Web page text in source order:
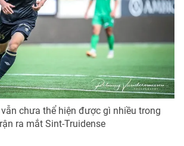
Bất động sản
Tấm lòng Việt
Vươn mình bằng AI
VTV8
chưa thể hiện được gì nhiều trong
ra mắt Sint-Truidense